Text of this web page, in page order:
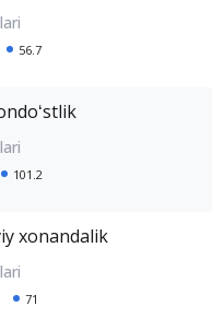
56.7
101.2
xonandalik
71